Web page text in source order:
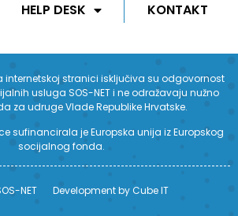
HELP DESK KONTAKT
internetskoj stranici isključiva su odgovornost
usluga SOS-NET i ne odražavaju nužno
za udruge Vlade Republike Hrvatske.
sufinancirala je Europska unija iz Europskog
socijalnog fonda.
NET Development by Cube IT